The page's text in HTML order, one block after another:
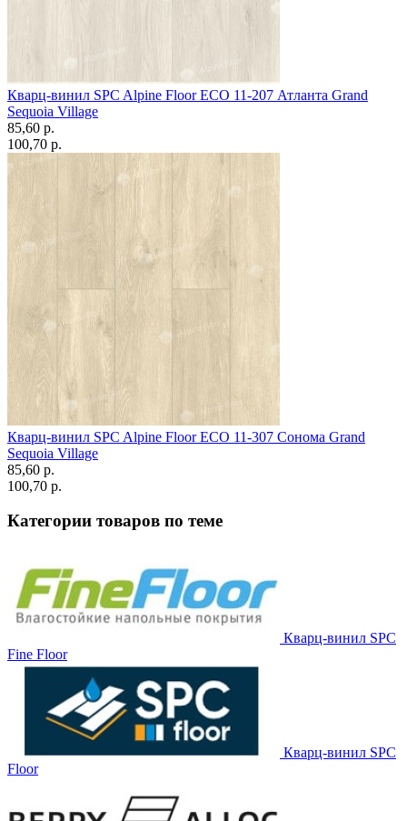
Кварц-винил SPC Alpine Floor ECO 11-207 Атланта Grand
Sequoia Village
85,60 p.
100,70 p.
Кварц-винил SPC Alpine Floor ECO 11-307 Сонома Grand
Sequoia Village
85,60 p.
100,70 p.
Категории товаров по теме
Кварц-винил SPC
Fine Floor
Кварц-винил SPC
Floor